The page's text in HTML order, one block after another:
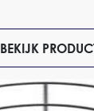
BEKIJK